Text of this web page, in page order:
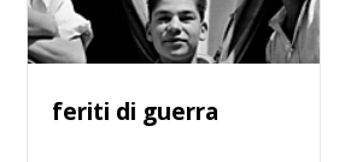
feriti di guerra